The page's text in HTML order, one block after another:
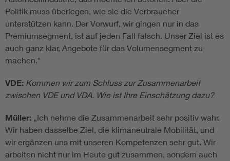
Politik muss überlegen, wie sie die Verbraucher
unterstützen kann. Der Vorwurf, wir gingen nur in das
Premiumsegment, ist auf jeden Fall falsch. Unser Ziel ist es
auch ganz klar, Angebote für das Volumensegment zu
machen."
VDE: Kommen wir zum Schluss zur Zusammenarbeit
zwischen VDE und VDA. Wie ist Ihre Einschätzung dazu?
Müller:
„Ich nehme die Zusammenarbeit sehr positiv wahr.
Wir haben dasselbe Ziel, die klimaneutrale Mobilität, und
wir ergänzen uns mit unseren Kompetenzen sehr gut. Wir
arbeiten nicht nur im Heute gut zusammen, sondern auch